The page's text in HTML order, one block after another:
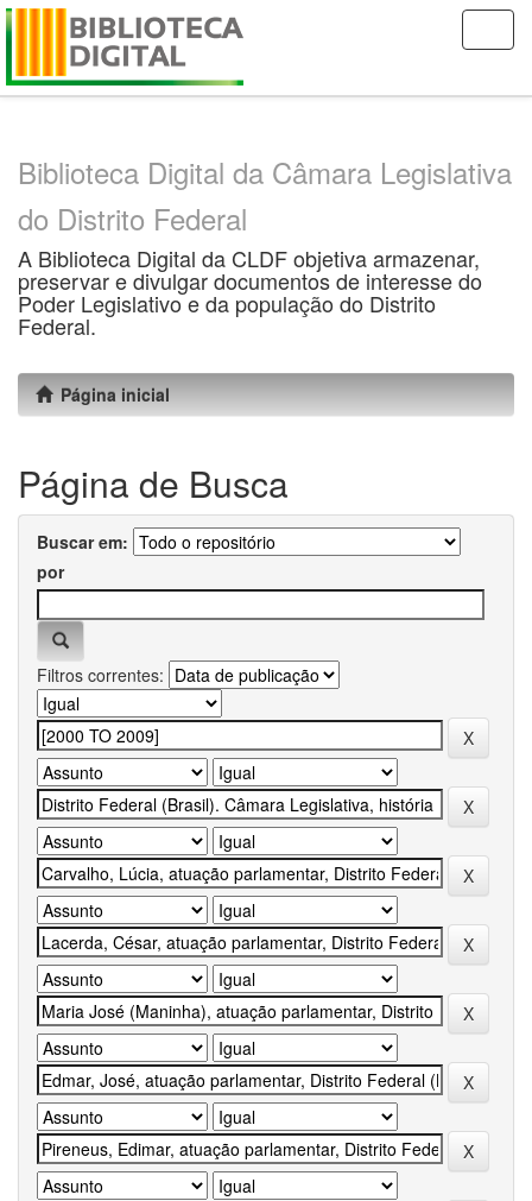
Skip
Biblioteca Digital da Câmara Legislativa
do Distrito Federal
A Biblioteca Digital da CLDF objetiva armazenar,
preservar e divulgar documentos de interesse do
Poder Legislativo e da população do Distrito
Federal.
Página inicial
Página de Busca
Buscar em:
por
Filtros correntes: